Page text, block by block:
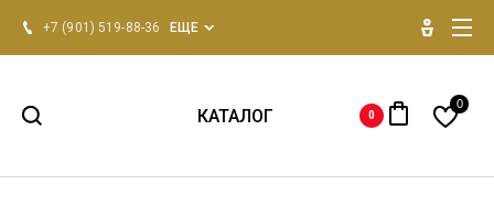
+7 (901) 519-88-36 ЕЩЕ
КАТАЛОГ 0
0